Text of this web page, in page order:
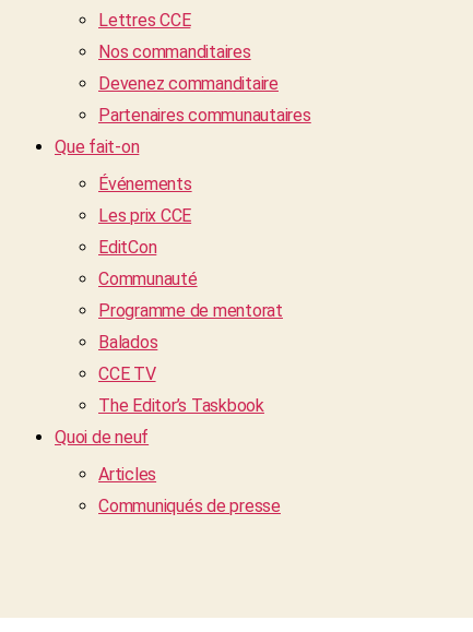
Lettres CCE
Nos commanditaires
Devenez commanditaire
Partenaires communautaires
Que fait-on
Événements
Les prix CCE
EditCon
Communauté
Programme de mentorat
Balados
CCE TV
The Editor’s Taskbook
Quoi de neuf
Articles
Communiqués de presse